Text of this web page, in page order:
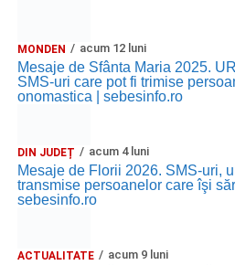
MONDEN acum 12 luni
Mesaje de Sfânta Maria 2025.
SMS-uri care pot fi trimise
onomastica | sebesinfo.ro
DIN JUDEȚ acum 4 luni
Mesaje de Florii 2026. SMS-uri,
transmise persoanelor care îşi
sebesinfo.ro
ACTUALITATE acum 9 luni